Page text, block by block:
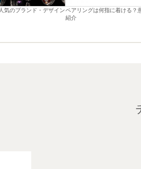
気のブランド・デザインペアリングは何指に着ける？
紹介